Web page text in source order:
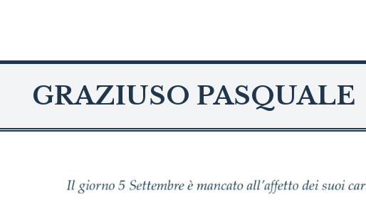
GRAZIUSO PASQUALE